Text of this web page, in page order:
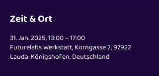
Zeit & Ort
31. Jan. 2025, 13:00 – 17:00
Futurelabs Werkstatt, Korngasse 2, 97922
Lauda-Königshofen, Deutschland